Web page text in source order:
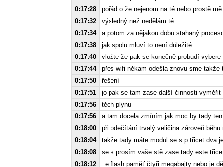
0:17:28
pořád o že nejenom na té nebo prostě
0:17:32
výsledný než nedělám té
0:17:34
a potom za nějakou dobu stahaný
0:17:38
jak spolu mluví to není důležité
0:17:40
vložte že pak se konečně probudí
0:17:44
přes wifi někam odešla znovu sme takže
0:17:50
řešení
0:17:51
jo pak se tam zase další činnosti
0:17:56
těch plynu
0:17:56
a tam docela zmíním jak moc by tady
0:18:00
při odečítání trvalý veličina zároveň běhu
0:18:04
takže tady máte modul se s p třicet dva
0:18:08
se s prosím vaše stě zase tady este
0:18:12
_e flash paměť čtyři megabajty nebo je